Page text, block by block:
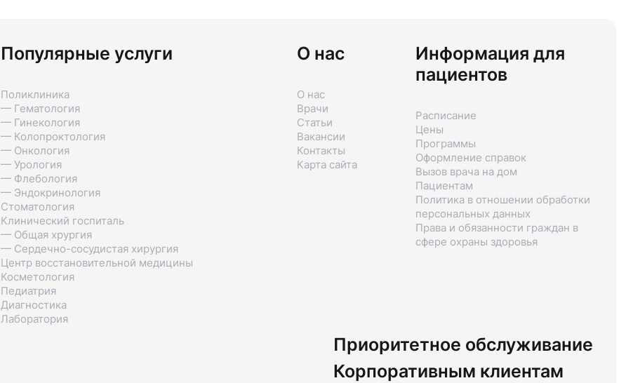
Популярные услуги
Поликлиника
— Гематология
— Гинекология
— Колопроктология
— Онкология
— Урология
— Флебология
— Эндокринология
Стоматология
Клинический госпиталь
— Общая хрургия
— Сердечно-сосудистая хирургия
Центр восстановительной медицины
Косметология
Педиатрия
Диагностика
Лаборатория
О нас
О нас
Врачи
Статьи
Вакансии
Контакты
Карта сайта
Информация для
пациентов
Расписание
Цены
Программы
Оформление справок
Вызов врача на дом
Пациентам
Политика в отношении обработки
персональных данных
Права и обязанности граждан в
сфере охраны здоровья
Приоритетное обслуживание
Корпоративным клиентам